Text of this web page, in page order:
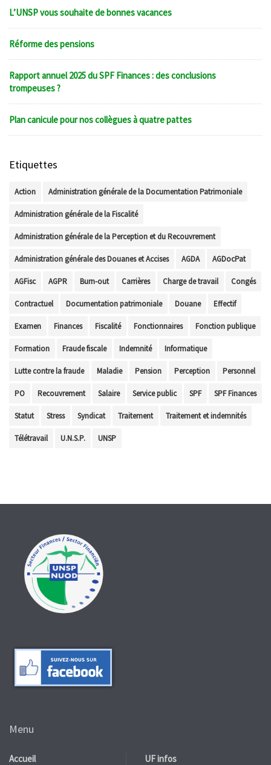
L’UNSP vous souhaite de bonnes vacances
Réforme des pensions
Rapport annuel 2025 du SPF Finances : des conclusions
trompeuses ?
Plan canicule pour nos collègues à quatre pattes
Etiquettes
Action Administration générale de la Documentation Patrimoniale
Administration générale de la Fiscalité
Administration générale de la Perception et du Recouvrement
Administration générale des Douanes et Accises AGDA AGDocPat
AGFisc AGPR Burn-out Carrières Charge de travail Congés
Contractuel Documentation patrimoniale Douane Effectif
Examen Finances Fiscalité Fonctionnaires Fonction publique
Formation Fraude fiscale Indemnité Informatique
Lutte contre la fraude Maladie Pension Perception Personnel
PO Recouvrement Salaire Service public SPF SPF Finances
Statut Stress Syndicat Traitement Traitement et indemnités
Télétravail U.N.S.P. UNSP
Menu
Accueil
UF infos